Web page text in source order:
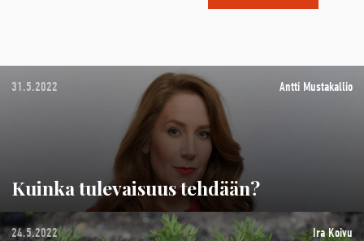
31.5.2022 Antti Mustakallio
Kuinka tulevaisuus tehdään?
24.5.2022 Ira Koivu